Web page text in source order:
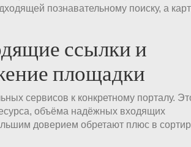
познавательному поиску, а
ссылки и
площадки
сервисов к конкретному порталу.
объёма надёжных входящих
доверием обретают плюс в